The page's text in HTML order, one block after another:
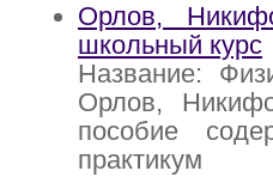
Орлов,
школьный курс
Название:
Орлов,
пособие
практикум